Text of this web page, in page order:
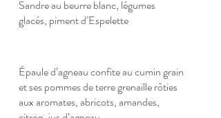
Sandre au beurre blanc, légumes
glacés, piment d’Espelette
Épaule d’agneau confite au cumin grain
et ses pommes de terre grenaille rôties
aux aromates, abricots, amandes,